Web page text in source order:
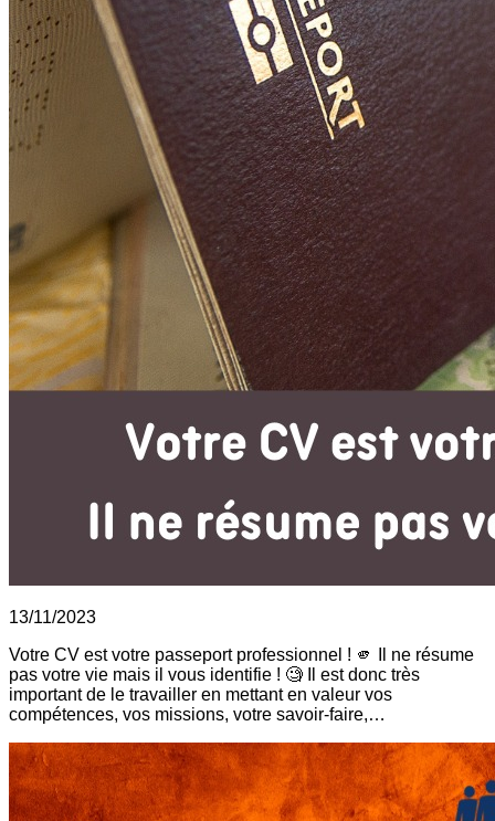
13/11/2023
Votre CV est votre passeport professionnel ! 🫵 Il ne résume
pas votre vie mais il vous identifie ! 🧐 Il est donc très
important de le travailler en mettant en valeur vos
compétences, vos missions, votre savoir-faire,…